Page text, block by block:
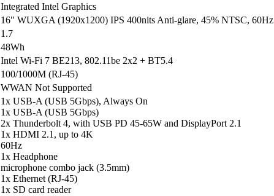
Integrated Intel Graphics
16" WUXGA (1920x1200) IPS 400nits Anti-glare, 45% NTSC, 60Hz
1.7
48Wh
Intel Wi-Fi 7 BE213, 802.11be 2x2 + BT5.4
100/1000M (RJ-45)
WWAN Not Supported
1x USB-A (USB 5Gbps), Always On
1x USB-A (USB 5Gbps)
2x Thunderbolt 4, with USB PD 45-65W and DisplayPort 2.1
1x HDMI 2.1, up to 4K
60Hz
1x Headphone
microphone combo jack (3.5mm)
1x Ethernet (RJ-45)
1x SD card reader